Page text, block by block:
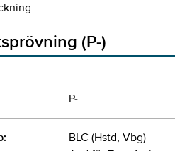
(P-)
P-
BLC (Hstd, Vbg)